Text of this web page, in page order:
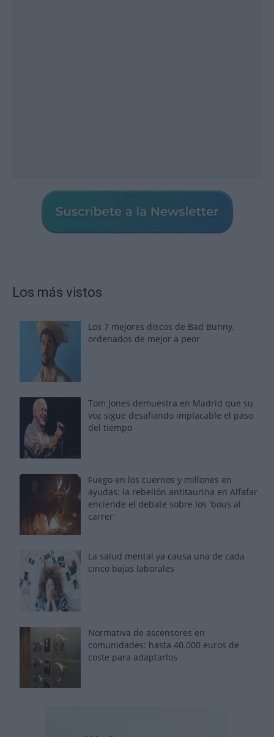
Los más vistos
Los 7 mejores discos de Bad Bunny,
ordenados de mejor a peor
Tom Jones demuestra en Madrid que su
voz sigue desafiando implacable el paso
del tiempo
Fuego en los cuernos y millones en
ayudas: la rebelión antitaurina en Alfafar
enciende el debate sobre los 'bous al
carrer'
La salud mental ya causa una de cada
cinco bajas laborales
Normativa de ascensores en
comunidades: hasta 40.000 euros de
coste para adaptarlos